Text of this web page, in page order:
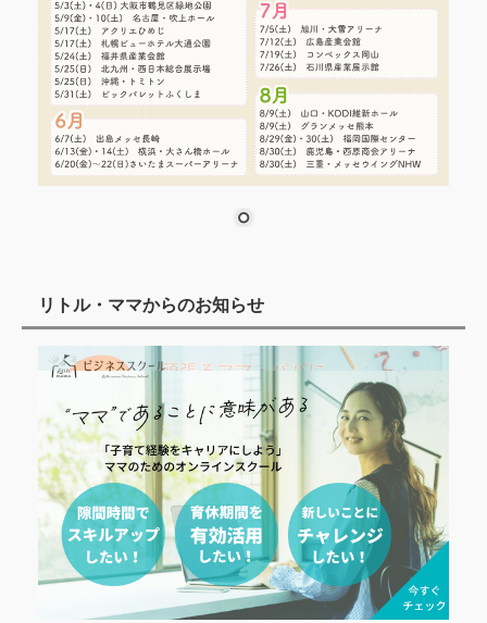
リトル・ママからのお知らせ